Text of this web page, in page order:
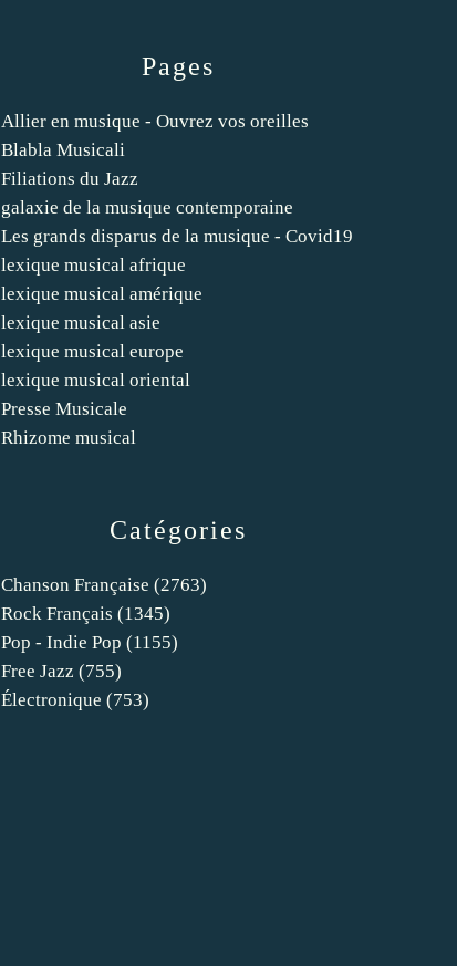
Catégories
Chanson Française (2763)
Rock Français (1345)
Pop - Indie Pop (1155)
Free Jazz (755)
Électronique (753)
Pages
Allier en musique - Ouvrez vos oreilles
Blabla Musicali
Filiations du Jazz
galaxie de la musique contemporaine
Les grands disparus de la musique - Covid19
lexique musical afrique
lexique musical amérique
lexique musical asie
lexique musical europe
lexique musical oriental
Presse Musicale
Rhizome musical